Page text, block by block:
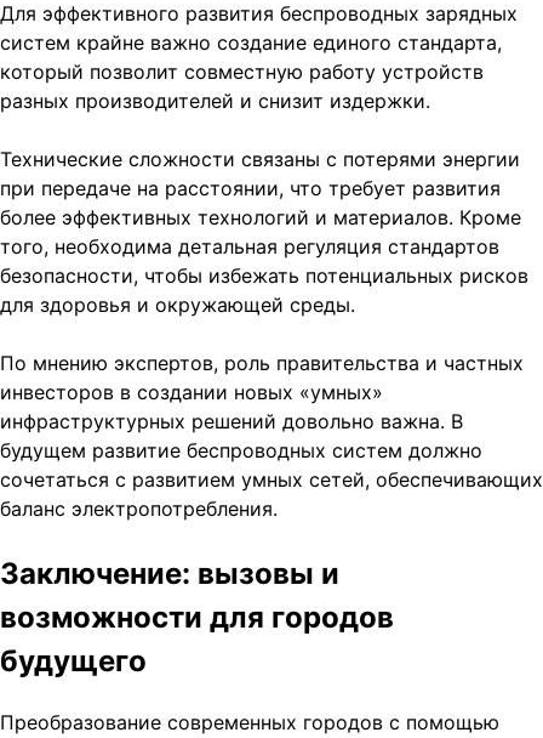
Для эффективного развития беспроводных зарядных
систем крайне важно создание единого стандарта,
который позволит совместную работу устройств
разных производителей и снизит издержки.
Технические сложности связаны с потерями энергии
при передаче на расстоянии, что требует развития
более эффективных технологий и материалов. Кроме
того, необходима детальная регуляция стандартов
безопасности, чтобы избежать потенциальных рисков
для здоровья и окружающей среды.
По мнению экспертов, роль правительства и частных
инвесторов в создании новых «умных»
инфраструктурных решений довольно важна. В
будущем развитие беспроводных систем должно
сочетаться с развитием умных сетей, обеспечивающих
баланс электропотребления.
Заключение: вызовы и
возможности для городов
будущего
Преобразование современных городов с помощью